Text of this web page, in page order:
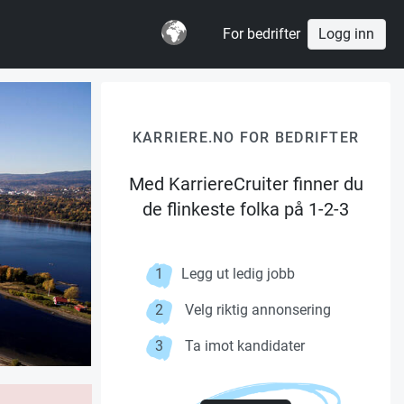
For bedrifter Logg inn
KARRIERE.NO FOR BEDRIFTER
Med KarriereCruiter finner du
de flinkeste folka på 1-2-3
1 Legg ut ledig jobb
2 Velg riktig annonsering
3 Ta imot kandidater